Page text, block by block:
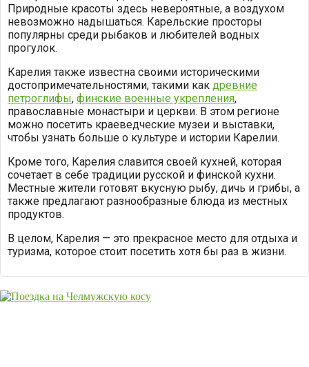
Природные красоты здесь невероятные, а воздухом
невозможно надышаться. Карельские просторы
популярны среди рыбаков и любителей водных
прогулок.
Карелия также известна своими историческими
достопримечательностями, такими как древние
петроглифы, финские военные укрепления,
православные монастыри и церкви. В этом регионе
можно посетить краеведческие музеи и выставки,
чтобы узнать больше о культуре и истории Карелии.
Кроме того, Карелия славится своей кухней, которая
сочетает в себе традиции русской и финской кухни.
Местные жители готовят вкусную рыбу, дичь и грибы, а
также предлагают разнообразные блюда из местных
продуктов.
В целом, Карелия — это прекрасное место для отдыха и
туризма, которое стоит посетить хотя бы раз в жизни.